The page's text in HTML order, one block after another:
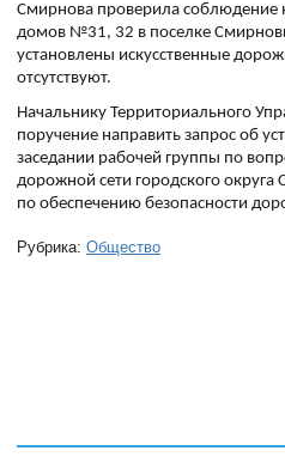
Смирнова проверила соблюдение
домов №31, 32 в поселке
установлены искусственные
отсутствуют.
Начальнику Территориального
поручение направить запрос об
заседании рабочей группы по
дорожной сети городского
по обеспечению безопасности
Рубрика: Общество